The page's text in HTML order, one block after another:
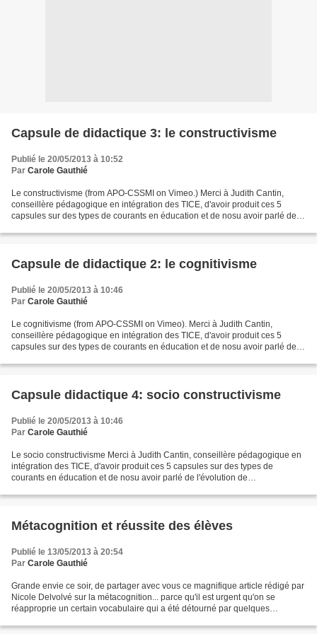
Capsule de didactique 3: le constructivisme
Publié le 20/05/2013 à 10:52
Par Carole Gauthié
Le constructivisme (from APO-CSSMI on Vimeo.) Merci à Judith Cantin,
conseillère pédagogique en intégration des TICE, d'avoir produit ces 5
capsules sur des types de courants en éducation et de nosu avoir parlé de
Capsule de didactique 2: le cognitivisme
Publié le 20/05/2013 à 10:46
Par Carole Gauthié
Le cognitivisme (from APO-CSSMI on Vimeo). Merci à Judith Cantin,
conseillère pédagogique en intégration des TICE, d'avoir produit ces 5
capsules sur des types de courants en éducation et de nosu avoir parlé de
Capsule didactique 4: socio constructivisme
Publié le 20/05/2013 à 10:46
Par Carole Gauthié
Le socio constructivisme Merci à Judith Cantin, conseillère pédagogique en
intégration des TICE, d'avoir produit ces 5 capsules sur des types de
courants en éducation et de nosu avoir parlé de l'évolution de
Métacognition et réussite des élèves
Publié le 13/05/2013 à 20:54
Par Carole Gauthié
Grande envie ce soir, de partager avec vous ce magnifique article rédigé par
Nicole Delvolvé sur la métacognition... parce qu'il est urgent qu'on se
réapproprie un certain vocabulaire qui a été détourné par quelques